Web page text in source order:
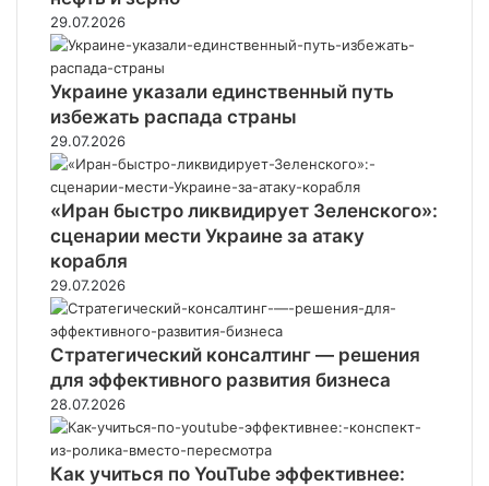
29.07.2026
Украине указали единственный путь
избежать распада страны
29.07.2026
«Иран быстро ликвидирует Зеленского»:
сценарии мести Украине за атаку
корабля
29.07.2026
Стратегический консалтинг — решения
для эффективного развития бизнеса
28.07.2026
Как учиться по YouTube эффективнее: